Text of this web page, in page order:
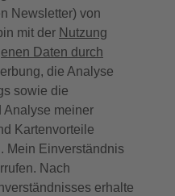
Newsletter) von
mit der Nutzung
Daten durch
die Analyse
sowie die
Analyse meiner
Kartenvorteile
Mein Einverständnis
Nach
erhalte